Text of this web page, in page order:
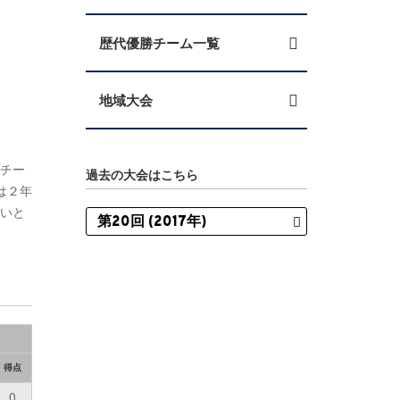
ー
２年
と
得点
0
歴代優勝チーム一覧
地域大会
過去の大会はこちら